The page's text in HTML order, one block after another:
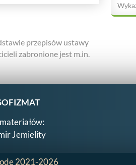
przepisów ustawy
zabronione jest m.in.
Jemielity
2021-2026